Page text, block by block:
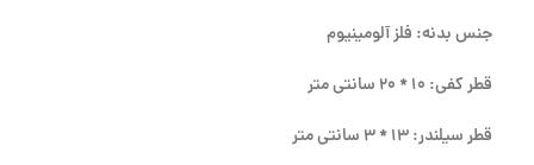
جنس بدنه: فلز آلومینیوم
قطر کفی: 10 * 20 سانتی متر
قطر سیلندر: 13 * 3 سانتی متر